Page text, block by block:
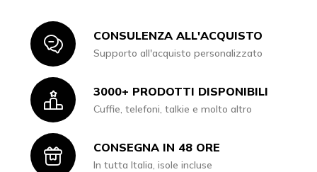
IconCONSULENZA ALL'ACQUISTO
Supporto all'acquisto personalizzato
Icon3000+ PRODOTTI DISPONIBILI
Cuffie, telefoni, talkie e molto altro
IconCONSEGNA IN 48 ORE
In tutta Italia, isole incluse